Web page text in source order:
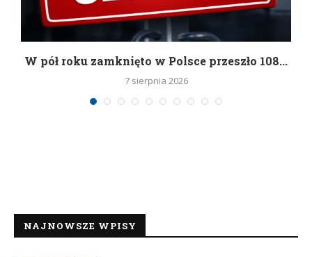
W pół roku zamknięto w Polsce przeszło 108...
7 sierpnia 2026
NAJNOWSZE WPISY